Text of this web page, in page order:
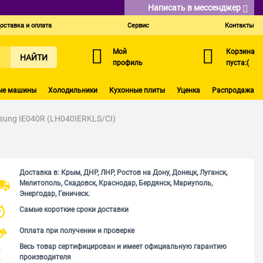
Написать в мессенджер
и оплата Сервис Контакты
НАЙТИ
Мой
профиль
Корзина
пуста:(
машины Холодильники Кухонные плиты Уценка Распродажа
IE040R (LH040IERKLS/CI)
Доставка в: Крым, ДНР, ЛНР, Ростов на Дону, Донецк, Луганск,
Мелитополь, Скадовск, Краснодар, Бердянск, Мариуполь,
Энергодар, Геническ.
Самые короткие сроки доставки
Оплата при получении и проверке
Весь товар сертифицирован и имеет официальную гарантию
производителя